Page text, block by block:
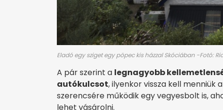
Eladó egy sziget egy pöpec kis házzal Skóciában -Fotó:
A pár szerint a legnagyobb
autókulcsot, ilyenkor vissza kell menniük
szerencsére működik egy vegyesbolt is,
lehet vásárolni.